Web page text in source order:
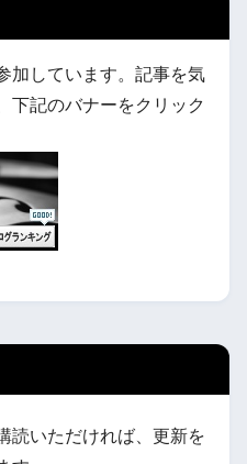
加しています。記事を気
下記のバナーをクリック
読いただければ、更新を